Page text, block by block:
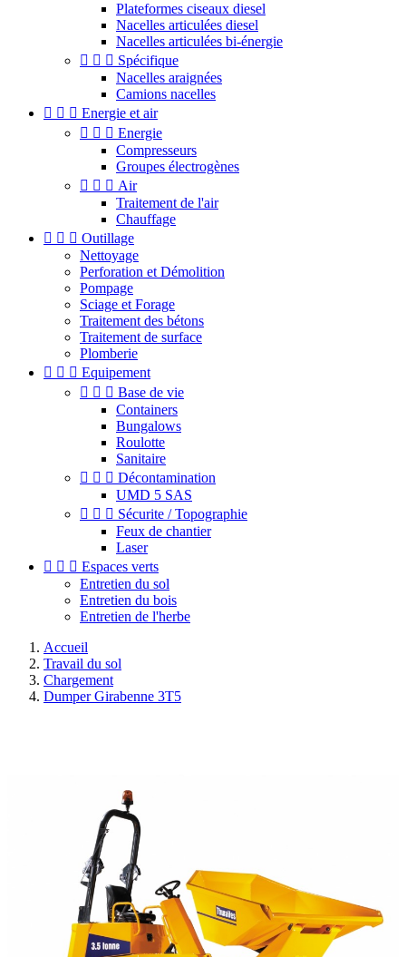
Plateformes ciseaux diesel
Nacelles articulées diesel
Nacelles articulées bi-énergie
   Spécifique
Nacelles araignées
Camions nacelles
   Energie et air
   Energie
Compresseurs
Groupes électrogènes
   Air
Traitement de l'air
Chauffage
   Outillage
Nettoyage
Perforation et Démolition
Pompage
Sciage et Forage
Traitement des bétons
Traitement de surface
Plomberie
   Equipement
   Base de vie
Containers
Bungalows
Roulotte
Sanitaire
   Décontamination
UMD 5 SAS
   Sécurite / Topographie
Feux de chantier
Laser
   Espaces verts
Entretien du sol
Entretien du bois
Entretien de l'herbe
Accueil
Travail du sol
Chargement
Dumper Girabenne 3T5